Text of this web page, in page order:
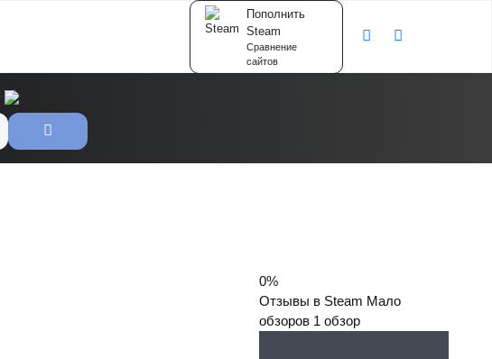
Пополнить
Steam
Сравнение
сайтов
0%
Отзывы в Steam Мало
обзоров 1 обзор